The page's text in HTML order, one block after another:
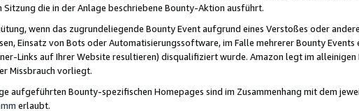
Sitzung die in der Anlage beschriebene Bounty-Aktion ausführt.
wenn das zugrundeliegende Bounty Event aufgrund eines Verstoßes oder
Einsatz von Bots oder Automatisierungssoftware, im Falle mehrerer Bounty
Links auf Ihrer Website resultieren) disqualifiziert wurde. Amazon legt im
Missbrauch vorliegt.
aufgeführten Bounty-spezifischen Homepages sind im Zusammenhang mit dem
erlaubt.